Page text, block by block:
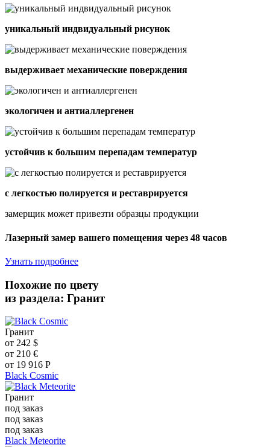
уникальный индвидуальный рисунок
выдерживает механические поверждения
экологичен и антиаллергенен
устойчив к большим перепадам температур
с легкостью полируется и реставрируется
замерщик может привезти образцы продукции
Лазерный замер вашего помещения через 48 часов
Узнать подробнее
Похожие по цвету
из раздела: Гранит
Гранит
от 242 $
от 210 €
от 19 916 Р
Black Cosmic
Гранит
под заказ
под заказ
под заказ
Black Meteorite